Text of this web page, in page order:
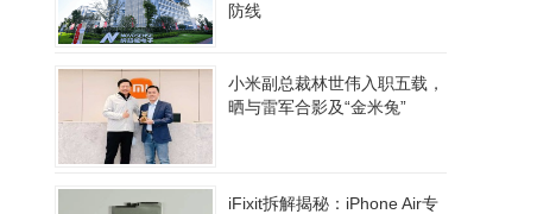
防线
小米副总裁林世伟入职五载，
晒与雷军合影及“金米兔”
iFixit拆解揭秘：iPhone Air专